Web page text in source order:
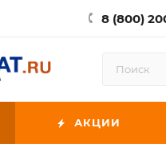
8 (800)
АКЦИИ